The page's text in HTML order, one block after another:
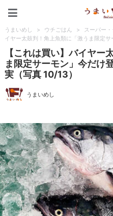
うまいめし > ウチごはん > スーパー
イヤー太鼓判！角上魚類に「激うま限定
【これは買い】バイヤー
ま限定サーモン」今だけ
実（写真 10/13）
うまいめし